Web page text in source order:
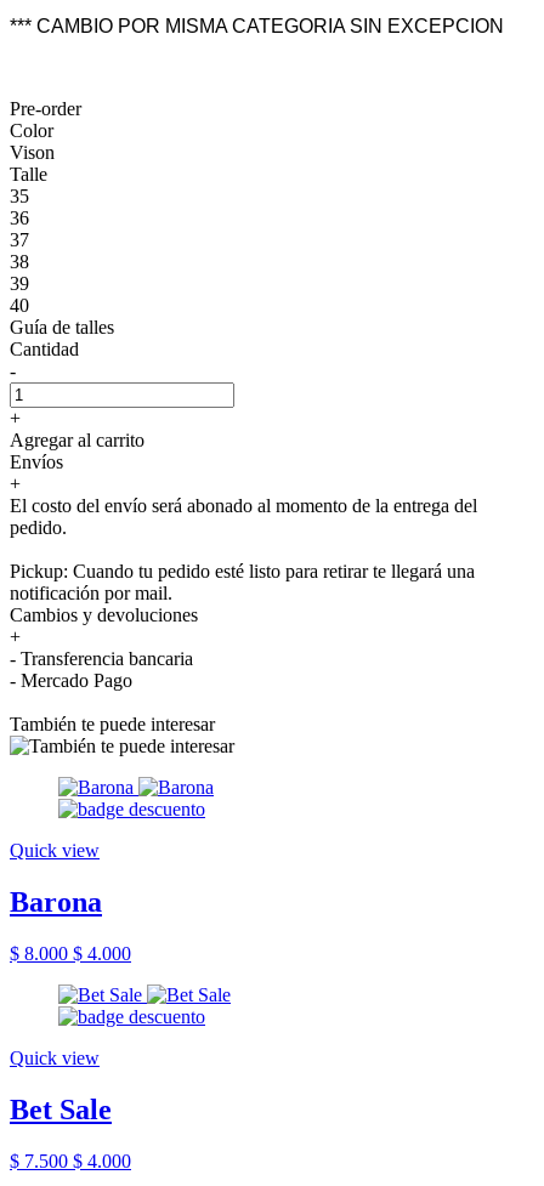
*** CAMBIO POR MISMA CATEGORIA SIN EXCEPCION
Pre-order
Color
Vison
Talle
35
36
37
38
39
40
Guía de talles
Cantidad
-
+
Agregar al carrito
Envíos
+
El costo del envío será abonado al momento de la entrega del
pedido.
Pickup: Cuando tu pedido esté listo para retirar te llegará una
notificación por mail.
Cambios y devoluciones
+
- Transferencia bancaria
- Mercado Pago
También te puede interesar
Quick view
Barona
$ 8.000 $ 4.000
Quick view
Bet Sale
$ 7.500 $ 4.000